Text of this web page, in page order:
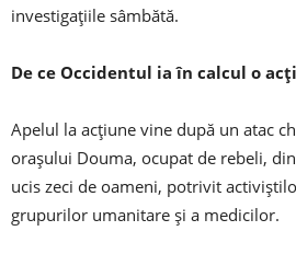
investigațiile sâmbătă.
De ce Occidentul ia în calcul o
Apelul la acțiune vine după un atac
orașului Douma, ocupat de rebeli,
ucis zeci de oameni, potrivit
grupurilor umanitare și a medicilor.